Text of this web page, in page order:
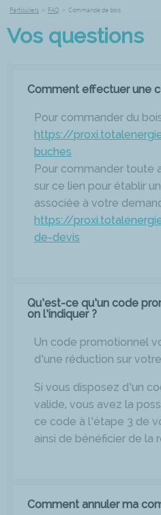
Particuliers > FAQ > Commande de bois
Vos questions
Comment effectuer une
Pour commander du
https://
buches
Pour commander toute
sur ce lien pour établir
associée à votre
https://
de-devis
Qu’est-ce qu’un code
on l’indiquer ?
Un code promotionnel
d’une réduction sur
Si vous disposez d’un
valide, vous avez la
ce code à l’étape 3 de
ainsi de bénéficier de la
Comment annuler ma